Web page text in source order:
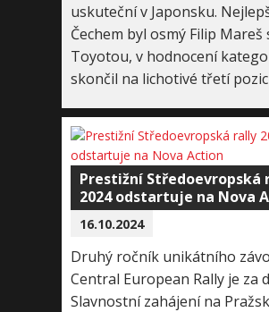
uskuteční v Japonsku.
Čechem byl osmý Filip Mareš
Toyotou, v hodnocení
skončil na lichotivé třetí
Prestižní Středoevropská
2024 odstartuje na Nova
16.10.2024
Druhý ročník unikátního
Central European Rally je za
Slavnostní zahájení na